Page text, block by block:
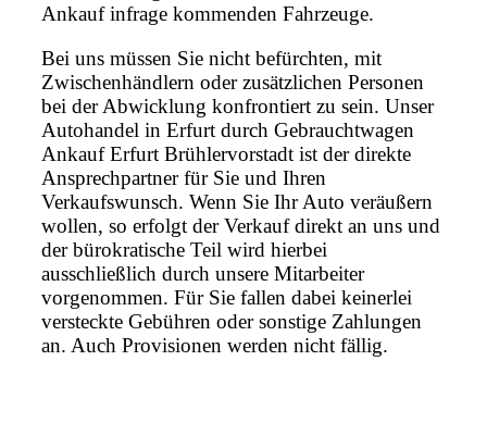
Ankauf infrage kommenden Fahrzeuge.
Bei uns müssen Sie nicht befürchten, mit
Zwischenhändlern oder zusätzlichen Personen
bei der Abwicklung konfrontiert zu sein. Unser
Autohandel in Erfurt durch Gebrauchtwagen
Ankauf Erfurt Brühlervorstadt ist der direkte
Ansprechpartner für Sie und Ihren
Verkaufswunsch. Wenn Sie Ihr Auto veräußern
wollen, so erfolgt der Verkauf direkt an uns und
der bürokratische Teil wird hierbei
ausschließlich durch unsere Mitarbeiter
vorgenommen. Für Sie fallen dabei keinerlei
versteckte Gebühren oder sonstige Zahlungen
an. Auch Provisionen werden nicht fällig.